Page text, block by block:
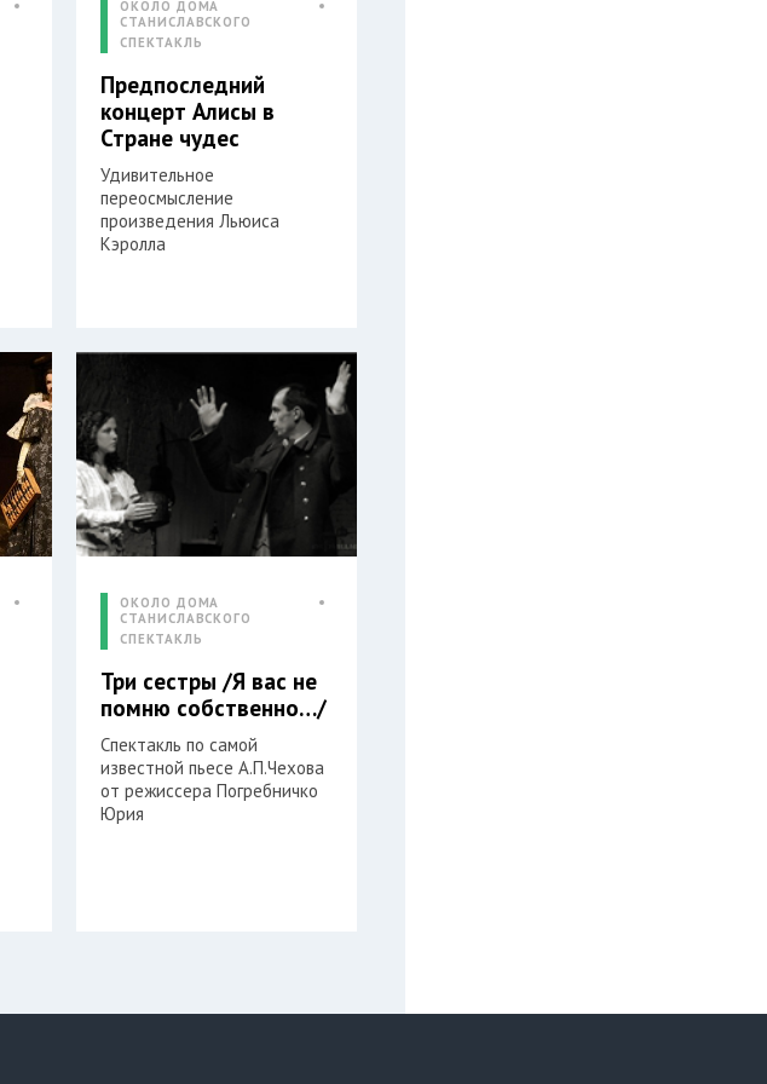
ОКОЛО ДОМА
СТАНИСЛАВСКОГО
СПЕКТАКЛЬ
Предпоследний
концерт Алисы в
Стране чудес
Удивительное
переосмысление
произведения Льюиса
Кэролла
ОКОЛО ДОМА
СТАНИСЛАВСКОГО
СПЕКТАКЛЬ
Три сестры /Я вас не
помню собственно…/
Спектакль по самой
известной пьесе А.П.Чехова
от режиссера Погребничко
Юрия